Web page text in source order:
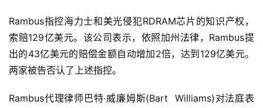
Rambus指控海力士和美光侵犯RDRAM芯片的知识产权，
索赔129亿美元。该公司表示，依照加州法律，Rambus提
出的43亿美元的赔偿金额自动增加2倍，达到129亿美元。
两家被告否认了上述指控。
Rambus代理律师巴特·威廉姆斯(Bart  Williams)对法庭表